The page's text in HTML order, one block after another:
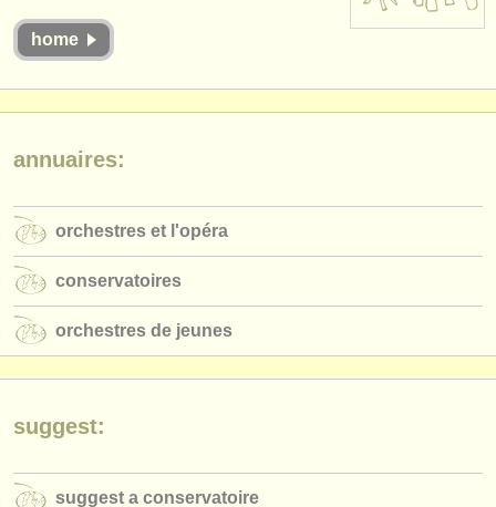
instruments à vendre
orchestres et l'opéra
conservatoires
orchestres de jeunes
musicalchairs:
a propos de musicalchairs
contactez nous
rss feeds
actualités musique classique
home
annuaires:
orchestres et l'opéra
conservatoires
orchestres de jeunes
suggest:
suggest a conservatoire